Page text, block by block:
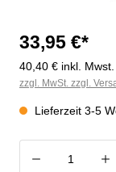
33,95 €*
40,40 € inkl. Mwst.
zzgl. MwSt. zzgl.
Lieferzeit 3-5
Produkt